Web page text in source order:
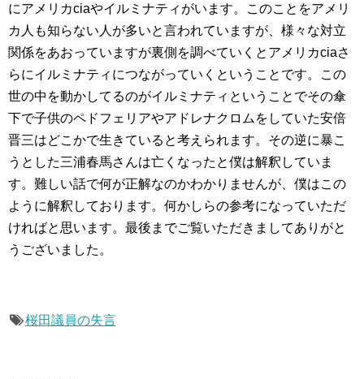
にアメリカciaやイルミナティがいます。このことをアメリ
カ人も知らない人が多いと言われていますが、様々な対立
関係をあおっていますが裏側を調べていくとアメリカciaさ
らにイルミナティにつながっていくということです。この
世の中を動かしてるのがイルミナティということでその傘
下で子供のペドフェリアやアドレナクロムをしていた安倍
晋三はどこかで生きていると考えられます。その逆に暴こ
うとした三浦春馬さんは亡くなったと僕は解釈していま
す。難しい話で何が正解なのかわかりませんが、僕はこの
ように解釈しております。何かしらの参考になっていただ
ければと思います。最後までご覧いただきましてありがと
うございました。
桜田議員の失言